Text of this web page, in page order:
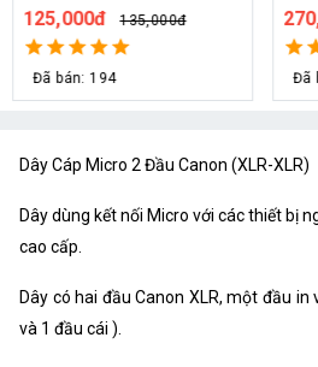
(3M)
125,000đ 135,000đ
Đã bán: 194 Đã
Dây Cáp Micro 2 Đầu Canon (XLR-XLR)
Dây dùng kết nối Micro với các thiết bị
cao cấp.
Dây có hai đầu Canon XLR, một đầu
và 1 đầu cái ).